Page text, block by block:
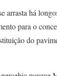
arrasta há
para o
do